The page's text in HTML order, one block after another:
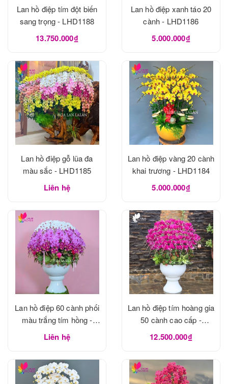
Lan hồ điệp tím đột biến
sang trọng - LHD1188
13.750.000₫
Lan hồ điệp xanh táo 20
cành - LHD1186
5.000.000₫
Lan hồ điệp gỗ lũa đa
màu sắc - LHD1185
Liên hệ
Lan hồ điệp vàng 20 cành
khai trương - LHD1184
5.000.000₫
Lan hồ điệp 60 cành phối
màu trắng tím hồng -
LHD1183
Liên hệ
Lan hồ điệp tím hoàng gia
50 cành cao cấp -
LHD1182
12.500.000₫